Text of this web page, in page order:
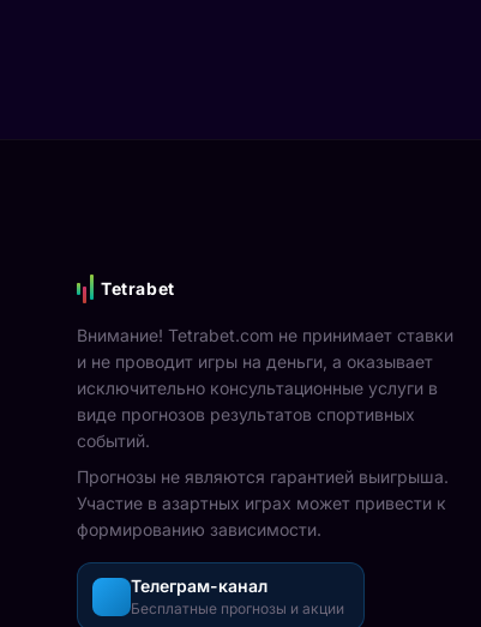
Tetrabet
Внимание! Tetrabet.com не принимает ставки
и не проводит игры на деньги, а оказывает
исключительно консультационные услуги в
виде прогнозов результатов спортивных
событий.
Прогнозы не являются гарантией выигрыша.
Участие в азартных играх может привести к
формированию зависимости.
Телеграм-канал
Бесплатные прогнозы и акции